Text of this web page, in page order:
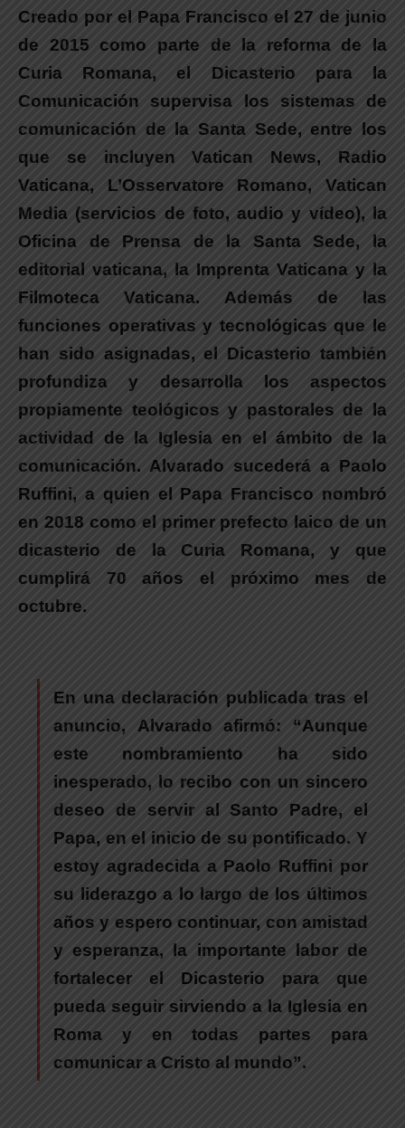
Creado por el Papa Francisco el 27 de junio
de 2015 como parte de la reforma de la
Curia Romana, el Dicasterio para la
Comunicación supervisa los sistemas de
comunicación de la Santa Sede, entre los
que se incluyen Vatican News, Radio
Vaticana, L’Osservatore Romano, Vatican
Media (servicios de foto, audio y vídeo), la
Oficina de Prensa de la Santa Sede, la
editorial vaticana, la Imprenta Vaticana y la
Filmoteca Vaticana. Además de las
funciones operativas y tecnológicas que le
han sido asignadas, el Dicasterio también
profundiza y desarrolla los aspectos
propiamente teológicos y pastorales de la
actividad de la Iglesia en el ámbito de la
comunicación. Alvarado sucederá a Paolo
Ruffini, a quien el Papa Francisco nombró
en 2018 como el primer prefecto laico de un
dicasterio de la Curia Romana, y que
cumplirá 70 años el próximo mes de
octubre.
En una declaración publicada tras el
anuncio, Alvarado afirmó: “Aunque
este nombramiento ha sido
inesperado, lo recibo con un sincero
deseo de servir al Santo Padre, el
Papa, en el inicio de su pontificado. Y
estoy agradecida a Paolo Ruffini por
su liderazgo a lo largo de los últimos
años y espero continuar, con amistad
y esperanza, la importante labor de
fortalecer el Dicasterio para que
pueda seguir sirviendo a la Iglesia en
Roma y en todas partes para
comunicar a Cristo al mundo”.